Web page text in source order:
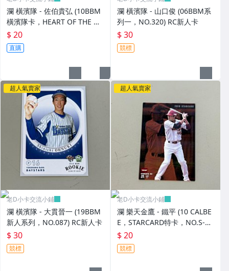
瀾 橫濱隊 - 佐伯貴弘 (10BBM
橫濱隊卡，HEART OF THE OR
DER特卡，NO.YBS5)
$ 20
直購
瀾 橫濱隊 - 山口俊 (06BBM系
列一，NO.320) RC新人卡
$ 30
競標
超人氣賣家
老D小卡交流小鋪
瀾 橫濱隊 - 大貫晉一 (19BBM
新人系列，NO.087) RC新人卡
$ 30
競標
超人氣賣家
老D小卡交流小鋪
瀾 樂天金鷹 - 鐵平 (10 CALBE
E，STARCARD特卡，NO.S-1
6)
$ 20
競標